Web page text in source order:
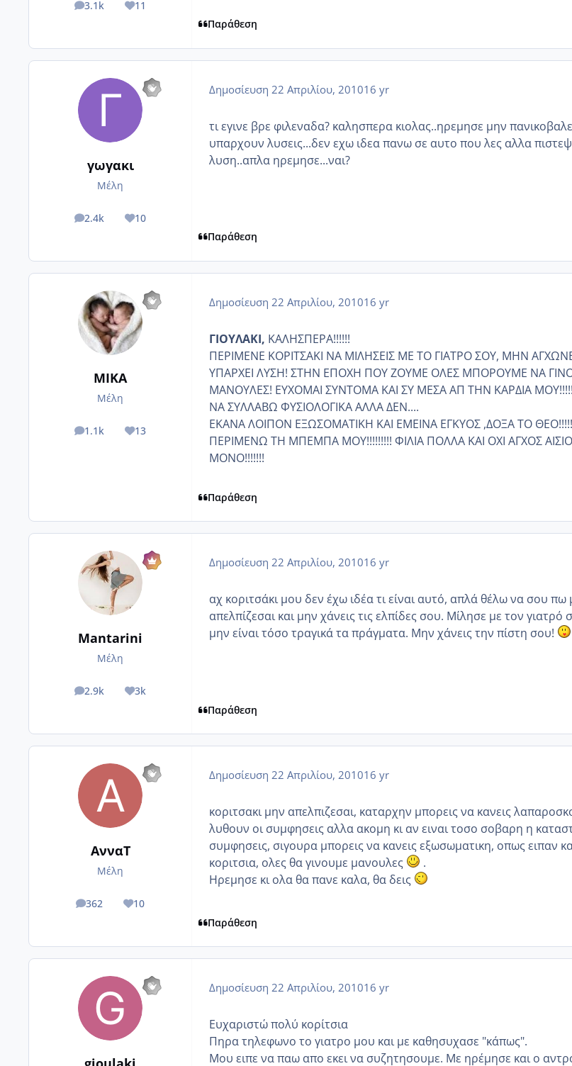
3.1k
posts 11
Reputation
Παράθεση
γωγακι
Μέλη
2.4k
posts 10
Reputation
Δημοσίευση 22 Απριλίου, 201016 yr
τι εγινε βρε φιλεναδα? καλησπερα κιολας..ηρεμησε μην
υπαρχουν λυσεις...δεν εχω ιδεα πανω σε αυτο που λες αλλα
λυση..απλα ηρεμησε...ναι?
Παράθεση
ΜΙΚΑ
Μέλη
1.1k
posts 13
Reputation
Δημοσίευση 22 Απριλίου, 201016 yr
ΓΙΟΥΛΑΚΙ, ΚΑΛΗΣΠΕΡΑ!!!!!!
ΠΕΡΙΜΕΝΕ ΚΟΡΙΤΣΑΚΙ ΝΑ ΜΙΛΗΣΕΙΣ ΜΕ ΤΟ ΓΙΑΤΡΟ ΣΟΥ, ΜΗΝ
ΥΠΑΡΧΕΙ ΛΥΣΗ! ΣΤΗΝ ΕΠΟΧΗ ΠΟΥ ΖΟΥΜΕ ΟΛΕΣ ΜΠΟΡΟΥΜΕ ΝΑ
ΜΑΝΟΥΛΕΣ! ΕΥΧΟΜΑΙ ΣΥΝΤΟΜΑ ΚΑΙ ΣΥ ΜΕΣΑ ΑΠ ΤΗΝ ΚΑΡΔΙΑ
ΝΑ ΣΥΛΛΑΒΩ ΦΥΣΙΟΛΟΓΙΚΑ ΑΛΛΑ ΔΕΝ....
ΕΚΑΝΑ ΛΟΙΠΟΝ ΕΞΩΣΟΜΑΤΙΚΗ ΚΑΙ ΕΜΕΙΝΑ ΕΓΚΥΟΣ ,ΔΟΞΑ ΤΟ
ΠΕΡΙΜΕΝΩ ΤΗ ΜΠΕΜΠΑ ΜΟΥ!!!!!!!!! ΦΙΛΙΑ ΠΟΛΛΑ ΚΑΙ ΟΧΙ ΑΓΧΟΣ
ΜΟΝΟ!!!!!!!
Παράθεση
Mantarini
Μέλη
2.9k
posts 3k
Reputation
Δημοσίευση 22 Απριλίου, 201016 yr
αχ κοριτσάκι μου δεν έχω ιδέα τι είναι αυτό, απλά θέλω να σου
απελπίζεσαι και μην χάνεις τις ελπίδες σου. Μίλησε με τον γιατρό
μην είναι τόσο τραγικά τα πράγματα. Μην χάνεις την πίστη σου!
Παράθεση
ΑνναΤ
Μέλη
362
posts 10
Reputation
Δημοσίευση 22 Απριλίου, 201016 yr
κοριτσακι μην απελπιζεσαι, καταρχην μπορεις να κανεις
λυθουν οι συμφησεις αλλα ακομη κι αν ειναι τοσο σοβαρη η
συμφησεις, σιγουρα μπορεις να κανεις εξωσωματικη, οπως ειπαν
κοριτσια, ολες θα γινουμε μανουλες
.
Ηρεμησε κι ολα θα πανε καλα, θα δεις
Παράθεση
Δημοσίευση 22 Απριλίου, 201016 yr
Ευχαριστώ πολύ κορίτσια
Πηρα τηλεφωνο το γιατρο μου και με καθησυχασε "κάπως".
Μου ειπε να παω απο εκει να συζητησουμε. Με ηρέμησε και ο